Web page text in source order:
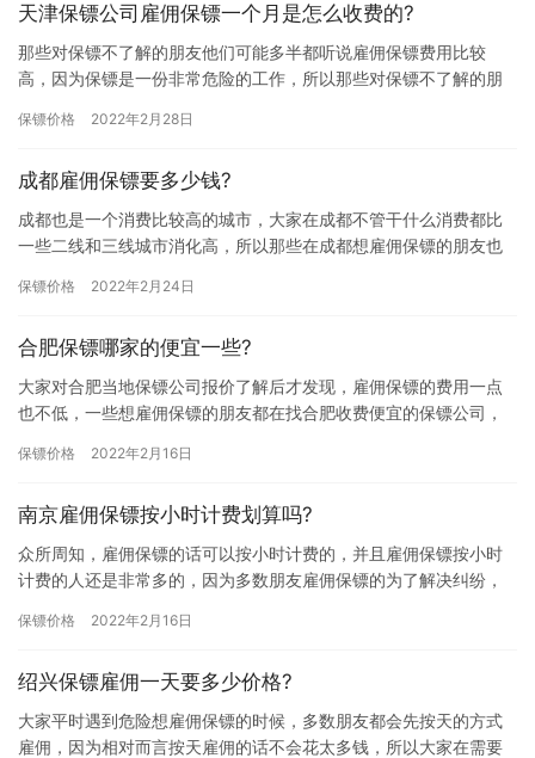
天津保镖公司雇佣保镖一个月是怎么收费的?
那些对保镖不了解的朋友他们可能多半都听说雇佣保镖费用比较
高，因为保镖是一份非常危险的工作，所以那些对保镖不了解的朋
询下在天…
保镖价格 2022年2月28日
成都雇佣保镖要多少钱?
成都也是一个消费比较高的城市，大家在成都不管干什么消费都比
一些二线和三线城市消化高，所以那些在成都想雇佣保镖的朋友也
佣…
保镖价格 2022年2月24日
合肥保镖哪家的便宜一些?
大家对合肥当地保镖公司报价了解后才发现，雇佣保镖的费用一点
也不低，一些想雇佣保镖的朋友都在找合肥收费便宜的保镖公司，
宜一些…
保镖价格 2022年2月16日
南京雇佣保镖按小时计费划算吗?
众所周知，雇佣保镖的话可以按小时计费的，并且雇佣保镖按小时
计费的人还是非常多的，因为多数朋友雇佣保镖的为了解决纠纷，
那南京…
保镖价格 2022年2月16日
绍兴保镖雇佣一天要多少价格?
大家平时遇到危险想雇佣保镖的时候，多数朋友都会先按天的方式
雇佣，因为相对而言按天雇佣的话不会花太多钱，所以大家在需要